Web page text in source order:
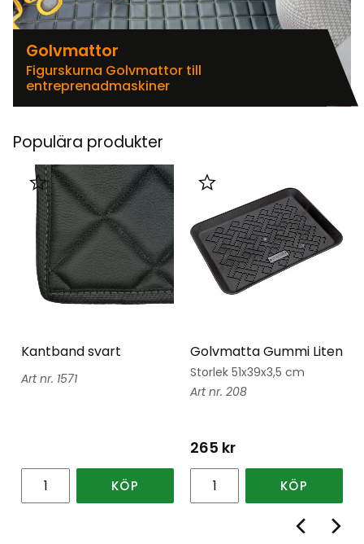
Golvmattor
Figurskurna Golvmattor till
entreprenadmaskiner
Populära produkter
Kantband svart
1571
Lägg till i favoriter
KÖP
Golvmatta Gummi Liten
Storlek 51x39x3,5 cm
208
265 kr
Lägg till i favoriter
KÖP